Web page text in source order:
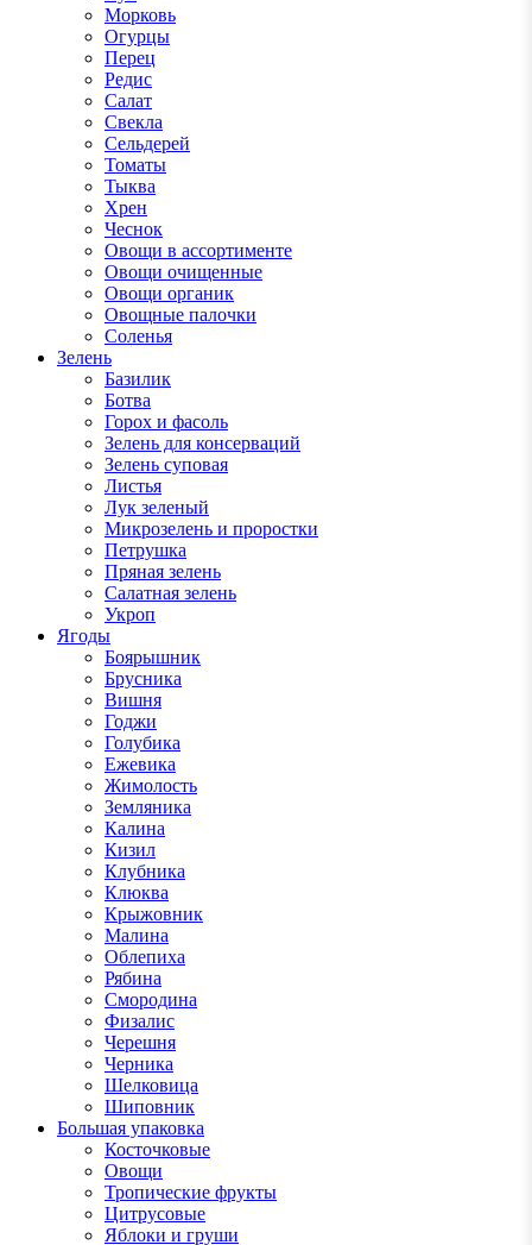
Морковь
Огурцы
Перец
Редис
Салат
Свекла
Сельдерей
Томаты
Тыква
Хрен
Чеснок
Овощи в ассортименте
Овощи очищенные
Овощи органик
Овощные палочки
Соленья
Зелень
Базилик
Ботва
Горох и фасоль
Зелень для консерваций
Зелень суповая
Листья
Лук зеленый
Микрозелень и проростки
Петрушка
Пряная зелень
Салатная зелень
Укроп
Ягоды
Боярышник
Брусника
Вишня
Годжи
Голубика
Ежевика
Жимолость
Земляника
Калина
Кизил
Клубника
Клюква
Крыжовник
Малина
Облепиха
Рябина
Смородина
Физалис
Черешня
Черника
Шелковица
Шиповник
Большая упаковка
Косточковые
Овощи
Тропические фрукты
Цитрусовые
Яблоки и груши